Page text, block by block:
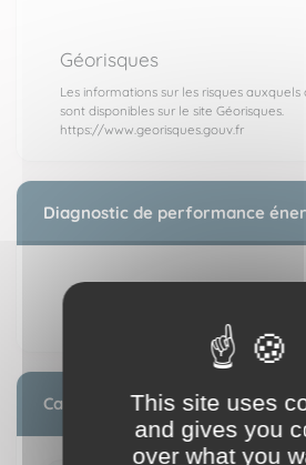
Géorisques
Les informations sur les risques auxquels
sont disponibles sur le site Géorisques.
https://www.georisques.gouv.fr
Diagnostic de performance
Calculez vos mensualités
This site uses
and gives you
over what you